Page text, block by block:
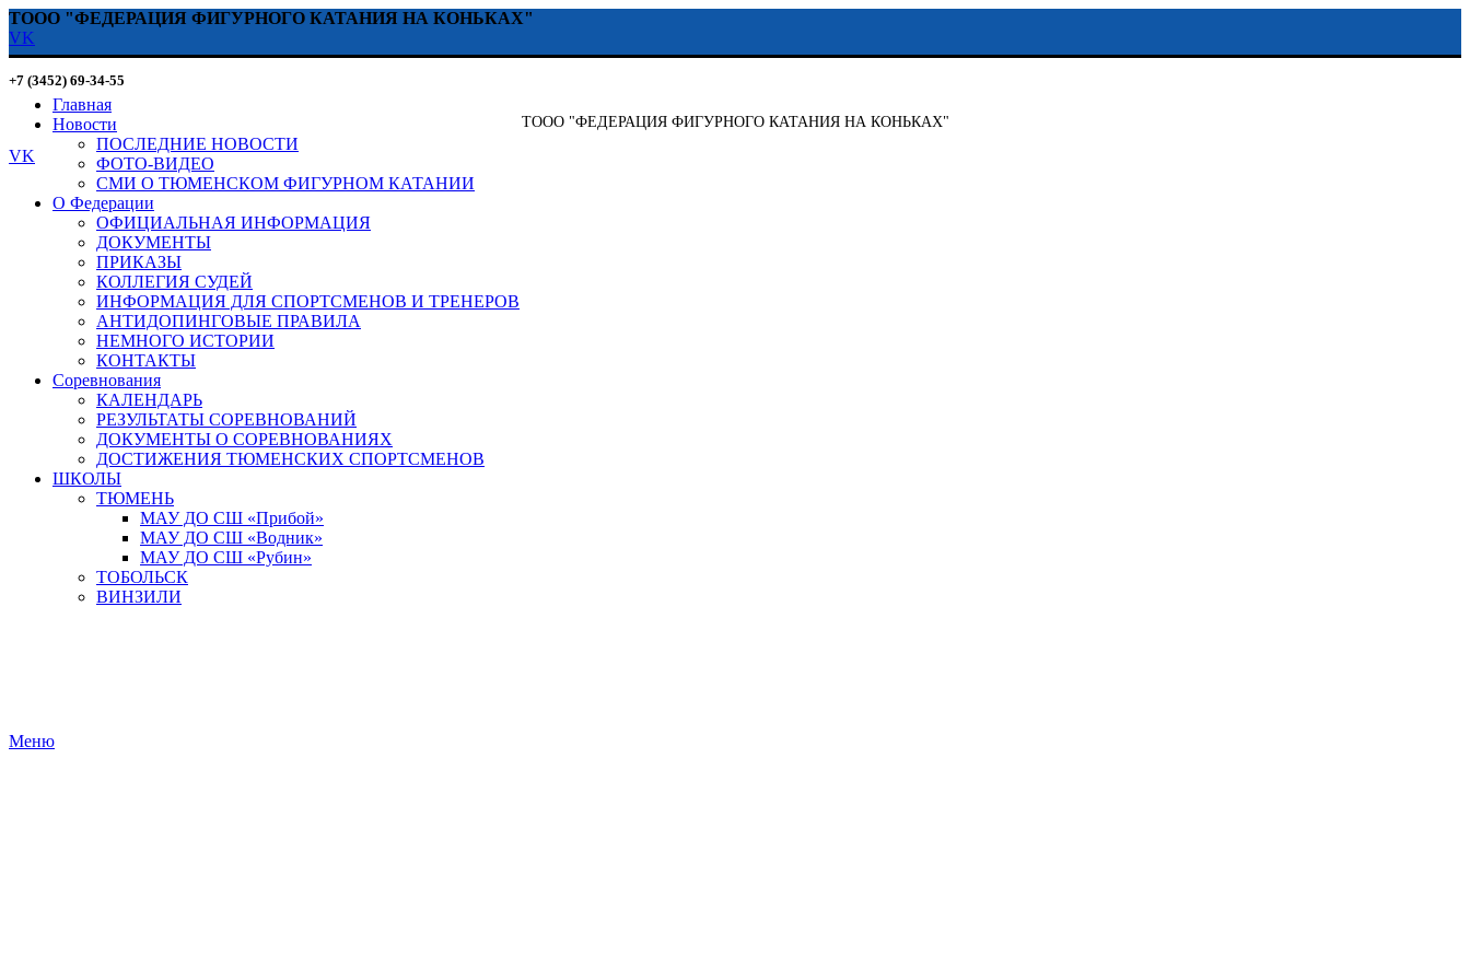
ТООО "ФЕДЕРАЦИЯ ФИГУРНОГО КАТАНИЯ НА КОНЬКАХ"
VK
+7 (3452) 69-34-55
ТООО "ФЕДЕРАЦИЯ ФИГУРНОГО КАТАНИЯ НА КОНЬКАХ"
VK
Главная
Новости
ПОСЛЕДНИЕ НОВОСТИ
ФОТО-ВИДЕО
СМИ О ТЮМЕНСКОМ ФИГУРНОМ КАТАНИИ
О Федерации
ОФИЦИАЛЬНАЯ ИНФОРМАЦИЯ
ДОКУМЕНТЫ
ПРИКАЗЫ
КОЛЛЕГИЯ СУДЕЙ
ИНФОРМАЦИЯ ДЛЯ СПОРТСМЕНОВ И ТРЕНЕРОВ
АНТИДОПИНГОВЫЕ ПРАВИЛА
НЕМНОГО ИСТОРИИ
КОНТАКТЫ
Соревнования
КАЛЕНДАРЬ
РЕЗУЛЬТАТЫ СОРЕВНОВАНИЙ
ДОКУМЕНТЫ О СОРЕВНОВАНИЯХ
ДОСТИЖЕНИЯ ТЮМЕНСКИХ СПОРТСМЕНОВ
ШКОЛЫ
ТЮМЕНЬ
МАУ ДО СШ «Прибой»
МАУ ДО СШ «Водник»
МАУ ДО СШ «Рубин»
ТОБОЛЬСК
ВИНЗИЛИ
Меню